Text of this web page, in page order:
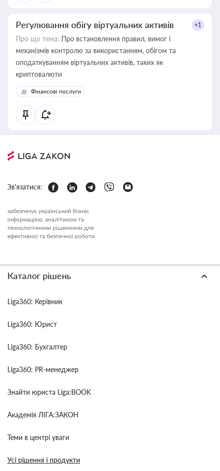
Регулювання обігу віртуальних активів +1
Про що тема: Про встановлення правил, вимог і
механізмів контролю за використанням, обігом та
оподаткуванням віртуальних активів, таких як
криптовалюти
Фінансові послуги
Зв'язатися:
забезпечує український бізнес
інформацією, аналітикою та
технологічними рішеннями для
ефективної та безпечної роботи.
Каталог рішень
Liga360: Керівник
Liga360: Юрист
Liga360: Бухгалтер
Liga360: PR-менеджер
Знайти юриста Liga:BOOK
Академія ЛІГА:ЗАКОН
Теми в центрі уваги
Усі рішення і продукти